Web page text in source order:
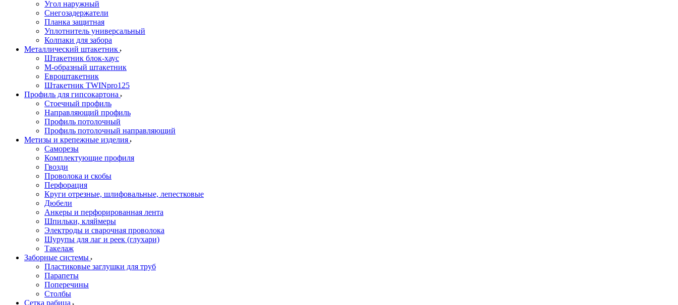
Угол наружный
Снегозадержатели
Планка защитная
Уплотнитель универсальный
Колпаки для забора
Металлический штакетник
Штакетник блок-хаус
М-образный штакетник
Евроштакетник
Штакетник TWINpro125
Профиль для гипсокартона
Стоечный профиль
Направляющий профиль
Профиль потолочный
Профиль потолочный направляющий
Метизы и крепежные изделия
Саморезы
Комплектующие профиля
Гвозди
Проволока и скобы
Перфорация
Круги отрезные, шлифовальные, лепестковые
Дюбели
Анкеры и перфорированная лента
Шпильки, кляймеры
Электроды и сварочная проволока
Шурупы для лаг и реек (глухари)
Такелаж
Заборные системы
Пластиковые заглушки для труб
Парапеты
Поперечины
Столбы
Сетка рабица